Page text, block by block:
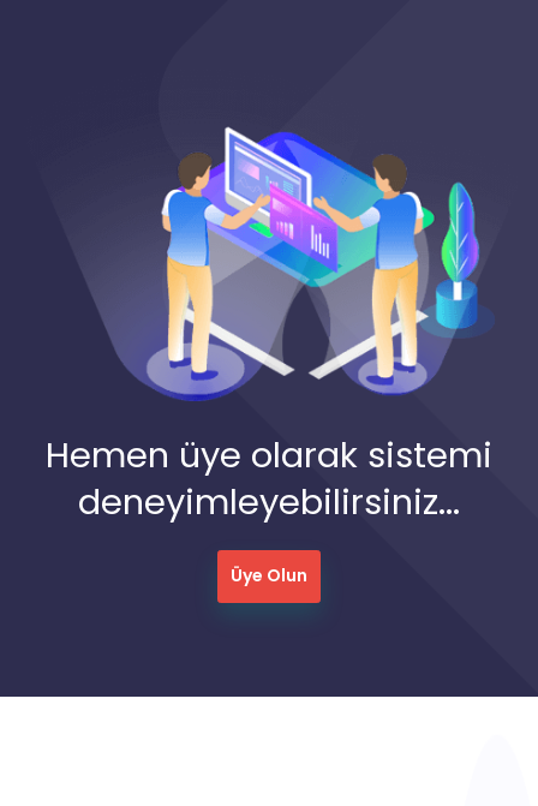
Hemen üye olarak sistemi
deneyimleyebilirsiniz...
Üye Olun